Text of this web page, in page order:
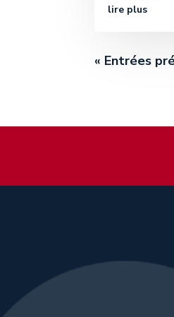
lire plus
« Entrées